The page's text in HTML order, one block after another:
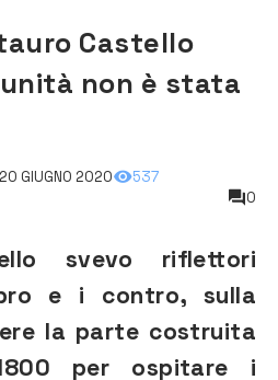
Castello
non è stata
20 GIUGNO 2020
537
0
svevo riflettori
e i contro, sulla
la parte costruita
per ospitare i